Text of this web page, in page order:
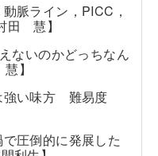
脈ライン，PICC，
慧】
ないのかどっちなん
】
強い味方 難易度
圧倒的に発展した